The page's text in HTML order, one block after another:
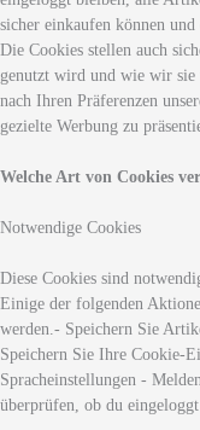
sicher einkaufen können
Die Cookies stellen auch
genutzt wird und wie wir sie
nach Ihren Präferenzen
gezielte Werbung zu
Welche Art von Cookies
Notwendige Cookies
Diese Cookies sind
Einige der folgenden
werden.- Speichern Sie
Speichern Sie Ihre Cookie-
Spracheinstellungen -
überprüfen, ob du